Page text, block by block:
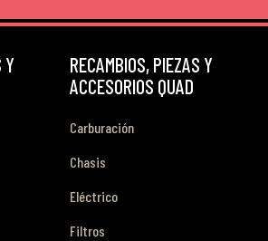
Y
RECAMBIOS, PIEZAS Y
ACCESORIOS QUAD
Carburación
Chasis
Eléctrico
Filtros